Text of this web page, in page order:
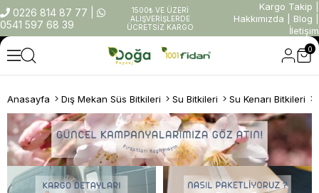
0226 814 87 77
0541 597 68 39
1500₺ VE ÜZERİ
ALIŞVERİŞLERDE
ÜCRETSİZ KARGO
Kargo Takip
Hakkımızda
Blog
İletişim
0
Anasayfa Dış Mekan Süs Bitkileri Su Bitkileri Su Kenarı Bitkileri